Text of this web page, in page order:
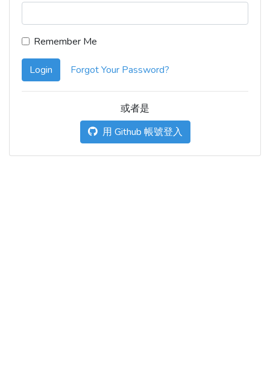
Remember Me
Login Forgot Your Password?
或者是
用 Github 帳號登入